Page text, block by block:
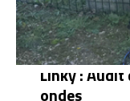
Linky :
ondes